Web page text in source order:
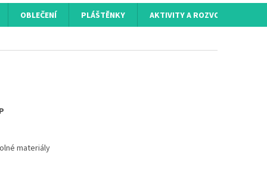
OBLEČENÍ PLÁŠTĚNKY AKTIVITY A ROZVOJ
materiály